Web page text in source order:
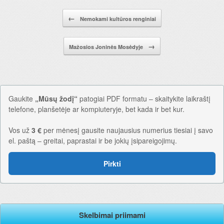
← Nemokami kultūros renginiai
Mažosios Joninės Mosėdyje →
Gaukite „Mūsų žodį“ patogiai PDF formatu – skaitykite laikraštį
telefone, planšetėje ar kompiuteryje, bet kada ir bet kur.
Vos už 3 € per mėnesį gausite naujausius numerius tiesiai į savo
el. paštą – greitai, paprastai ir be jokių įsipareigojimų.
Pirkti
Skelbimai priimami